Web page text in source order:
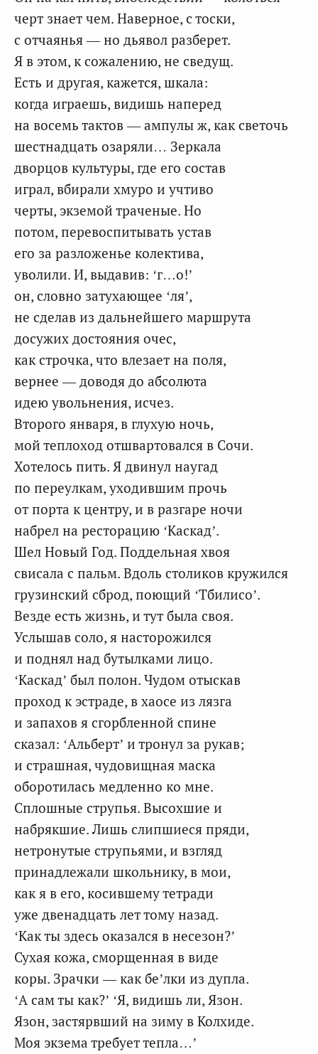
черт знает чем. Наверное, с тоски,
с отчаянья — но дьявол разберет.
Я в этом, к сожалению, не сведущ.
Есть и другая, кажется, шкала:
когда играешь, видишь наперед
на восемь тактов — ампулы ж, как светочь
шестнадцать озаряли… Зеркала
дворцов культуры, где его состав
играл, вбирали хмуро и учтиво
черты, экземой траченые. Но
потом, перевоспитывать устав
его за разложенье колектива,
уволили. И, выдавив: ‘г…о!’
он, словно затухающее ‘ля’,
не сделав из дальнейшего маршрута
досужих достояния очес,
как строчка, что влезает на поля,
вернее — доводя до абсолюта
идею увольнения, исчез.
Второго января, в глухую ночь,
мой теплоход отшвартовался в Сочи.
Хотелось пить. Я двинул наугад
по переулкам, уходившим прочь
от порта к центру, и в разгаре ночи
набрел на ресторацию ‘Каскад’.
Шел Новый Год. Поддельная хвоя
свисала с пальм. Вдоль столиков кружился
грузинский сброд, поющий ‘Тбилисо’.
Везде есть жизнь, и тут была своя.
Услышав соло, я насторожился
и поднял над бутылками лицо.
‘Каскад’ был полон. Чудом отыскав
проход к эстраде, в хаосе из лязга
и запахов я сгорбленной спине
сказал: ‘Альберт’ и тронул за рукав;
и страшная, чудовищная маска
оборотилась медленно ко мне.
Сплошные струпья. Высохшие и
набрякшие. Лишь слипшиеся пряди,
нетронутые струпьями, и взгляд
принадлежали школьнику, в мои,
как я в его, косившему тетради
уже двенадцать лет тому назад.
‘Как ты здесь оказался в несезон?’
Сухая кожа, сморщенная в виде
коры. Зрачки — как бе’лки из дупла.
‘А сам ты как?’ ‘Я, видишь ли, Язон.
Язон, застярвший на зиму в Колхиде.
Моя экзема требует тепла…’